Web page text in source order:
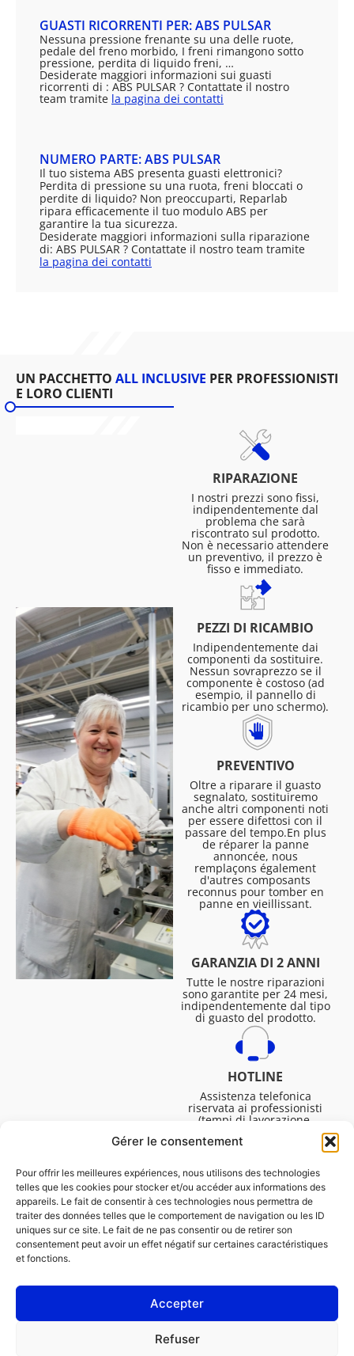
Gérer le consentement
Pour offrir les meilleures expériences, nous utilisons des technologies
telles que les cookies pour stocker et/ou accéder aux informations des
appareils. Le fait de consentir à ces technologies nous permettra de
traiter des données telles que le comportement de navigation ou les ID
uniques sur ce site. Le fait de ne pas consentir ou de retirer son
consentement peut avoir un effet négatif sur certaines caractéristiques
et fonctions.
Accepter
Refuser
GUASTI RICORRENTI PER: ABS PULSAR
Nessuna pressione frenante su una delle ruote,
pedale del freno morbido, I freni rimangono sotto
pressione, perdita di liquido freni, …
Desiderate maggiori informazioni sui guasti
ricorrenti di : ABS PULSAR ? Contattate il nostro
team tramite la pagina dei contatti
NUMERO PARTE: ABS PULSAR
Il tuo sistema ABS presenta guasti elettronici?
Perdita di pressione su una ruota, freni bloccati o
perdite di liquido? Non preoccuparti, Reparlab
ripara efficacemente il tuo modulo ABS per
garantire la tua sicurezza.
Desiderate maggiori informazioni sulla riparazione
di: ABS PULSAR ? Contattate il nostro team tramite
la pagina dei contatti
UN PACCHETTO ALL INCLUSIVE PER PROFESSIONISTI
E LORO CLIENTI
RIPARAZIONE
I nostri prezzi sono fissi,
indipendentemente dal
problema che sarà
riscontrato sul prodotto.
Non è necessario attendere
un preventivo, il prezzo è
fisso e immediato.
PEZZI DI RICAMBIO
Indipendentemente dai
componenti da sostituire.
Nessun sovraprezzo se il
componente è costoso (ad
esempio, il pannello di
ricambio per uno schermo).
PREVENTIVO
Oltre a riparare il guasto
segnalato, sostituiremo
anche altri componenti noti
per essere difettosi con il
passare del tempo.En plus
de réparer la panne
annoncée, nous
remplaçons également
d'autres composants
reconnus pour tomber en
panne en vieillissant.
GARANZIA DI 2 ANNI
Tutte le nostre riparazioni
sono garantite per 24 mesi,
indipendentemente dal tipo
di guasto del prodotto.
HOTLINE
Assistenza telefonica
riservata ai professionisti
(tempi di lavorazione,
Dal lunedì al venerdì dalle